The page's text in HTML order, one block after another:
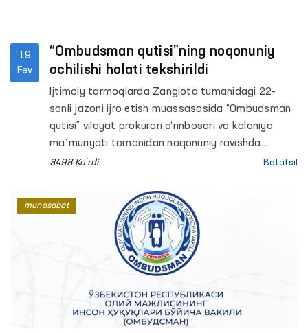
19
Fev
“Ombudsman qutisi”ning noqonuniy
ochilishi holati tekshirildi
Ijtimoiy tarmoqlarda Zangiota tumanidagi 22-
sonli jazoni ijro etish muassasasida “Ombudsman
qutisi” viloyat prokurori o‘rinbosari va koloniya
maʼmuriyati tomonidan noqonuniy ravishda
ochilgani haqida xabarlar tarqaldi.
3498 Ko'rdi Batafsil
munosabat